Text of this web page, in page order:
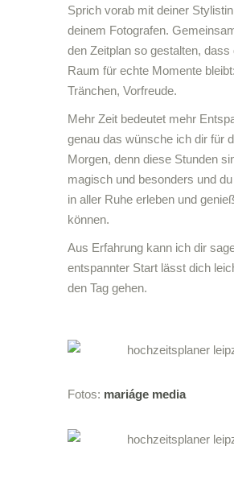
Sprich vorab mit deiner
deinem Fotografen.
den Zeitplan so gestalten, dass
Raum für echte Momente
Tränchen, Vorfreude.
Mehr Zeit bedeutet mehr
genau das wünsche ich dir für
Morgen, denn diese Stunden
magisch und besonders und
in aller Ruhe erleben und
können.
Aus Erfahrung kann ich dir
entspannter Start lässt dich
den Tag gehen.
Fotos: mariáge media